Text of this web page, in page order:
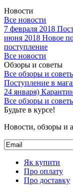
Новости
Все новости
7 февраля 2018
июня 2018 Новое
поступление
Все новости
Обзоры и советы
Все обзоры и
Поступление в
24 января)
Все обзоры и
Будьте в курсе!
Новости, обзоры и
Як купити
Про оплату
Про доставку